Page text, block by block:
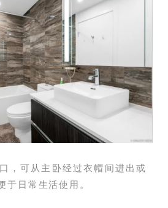
，可从主卧经过衣帽间进出或
于日常生活使用。